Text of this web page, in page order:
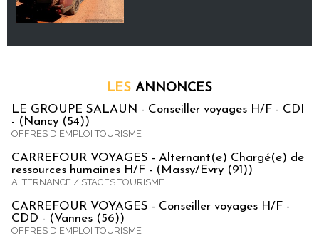
LES ANNONCES
LE GROUPE SALAUN - Conseiller voyages H/F - CDI
- (Nancy (54))
OFFRES D'EMPLOI TOURISME
CARREFOUR VOYAGES - Alternant(e) Chargé(e) de
ressources humaines H/F - (Massy/Evry (91))
ALTERNANCE / STAGES TOURISME
CARREFOUR VOYAGES - Conseiller voyages H/F -
CDD - (Vannes (56))
OFFRES D'EMPLOI TOURISME